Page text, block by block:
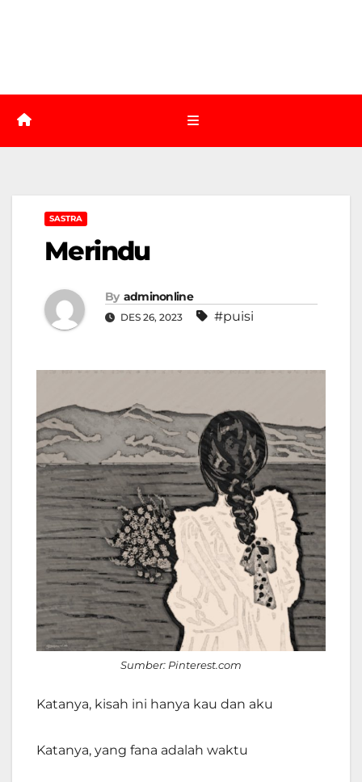
SASTRA
Merindu
By adminonline
DES 26, 2023 #puisi
Sumber: Pinterest.com
Katanya, kisah ini hanya kau dan aku
Katanya, yang fana adalah waktu